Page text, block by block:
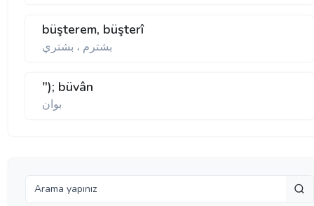
büşterem, büşterî
بشترم ، بشتري
"); büvân
بوان